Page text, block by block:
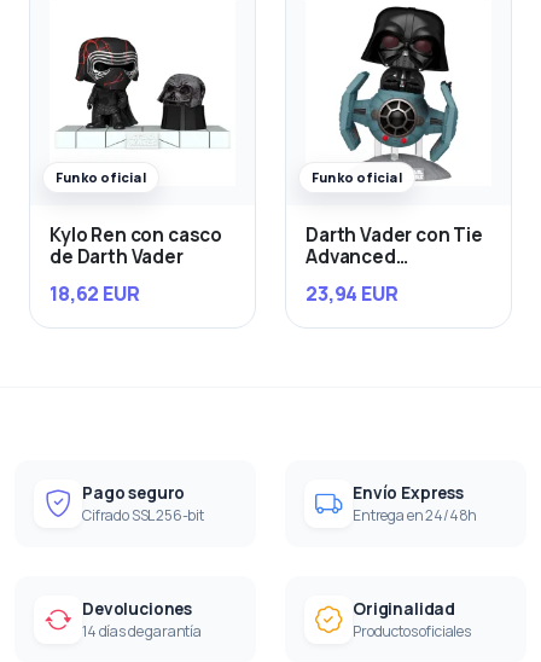
Funko oficial
Kylo Ren con casco
de Darth Vader
18,62 EUR
Funko oficial
Darth Vader con Tie
Advanced
23,94 EUR
Pago seguro
Cifrado SSL 256-bit
Envío Express
Entrega en 24/48h
Devoluciones
14 días de garantía
Originalidad
Productos oficiales